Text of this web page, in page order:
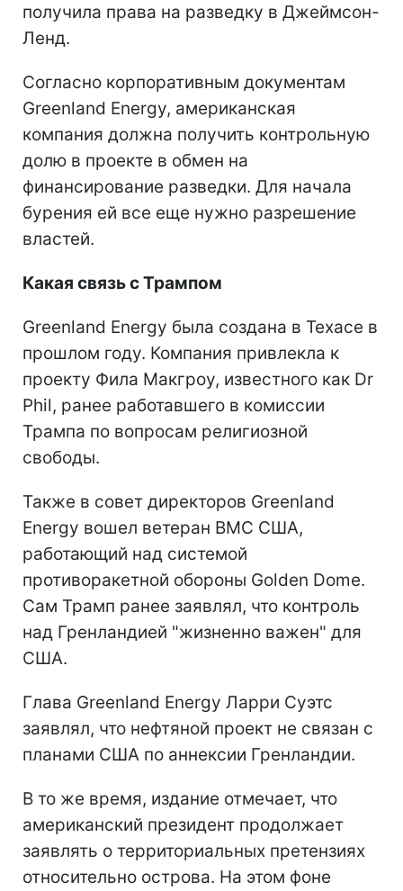
получила права на разведку в Джеймсон-
Ленд.
Согласно корпоративным документам
Greenland Energy, американская
компания должна получить контрольную
долю в проекте в обмен на
финансирование разведки. Для начала
бурения ей все еще нужно разрешение
властей.
Какая связь с Трампом
Greenland Energy была создана в Техасе в
прошлом году. Компания привлекла к
проекту Фила Макгроу, известного как Dr
Phil, ранее работавшего в комиссии
Трампа по вопросам религиозной
свободы.
Также в совет директоров Greenland
Energy вошел ветеран ВМС США,
работающий над системой
противоракетной обороны Golden Dome.
Сам Трамп ранее заявлял, что контроль
над Гренландией "жизненно важен" для
США.
Глава Greenland Energy Ларри Суэтс
заявлял, что нефтяной проект не связан с
планами США по аннексии Гренландии.
В то же время, издание отмечает, что
американский президент продолжает
заявлять о территориальных претензиях
относительно острова. На этом фоне